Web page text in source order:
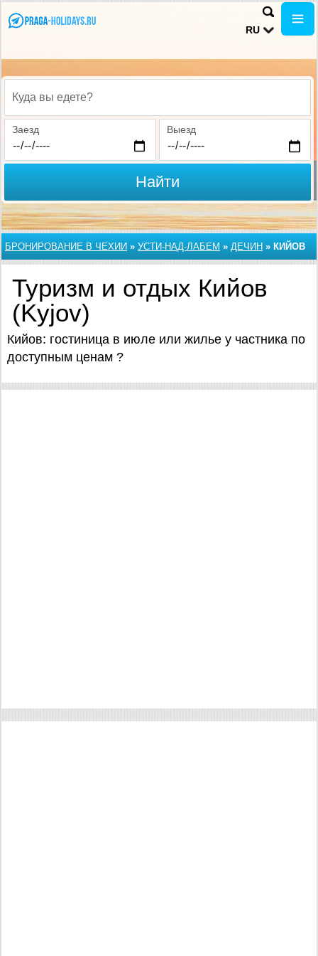
RU
Куда вы едете?
Заезд Выезд
Найти
БРОНИРОВАНИЕ В ЧЕХИИ » УСТИ-НАД-ЛАБЕМ » ДЕЧИН » КИЙОВ
Туризм и отдых Кийов
(Kyjov)
Кийов: гостиница в июле или жилье у частника по
доступным ценам ?